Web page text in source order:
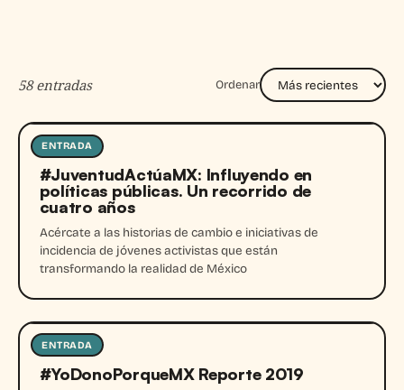
58 entradas Ordenar
ENTRADA
Entrada
#JuventudActúaMX: Influyendo en
políticas públicas. Un recorrido de
cuatro años
Acércate a las historias de cambio e iniciativas de
incidencia de jóvenes activistas que están
transformando la realidad de México
ENTRADA
Entrada
#YoDonoPorqueMX Reporte 2019